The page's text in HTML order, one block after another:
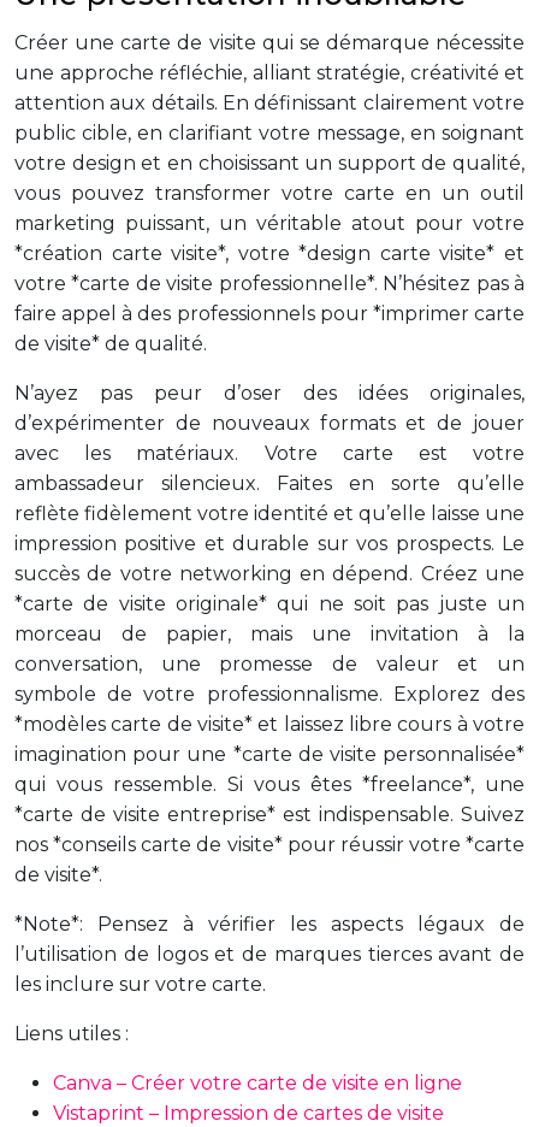
Créer une carte de visite qui se démarque nécessite
une approche réfléchie, alliant stratégie, créativité et
attention aux détails. En définissant clairement votre
public cible, en clarifiant votre message, en soignant
votre design et en choisissant un support de qualité,
vous pouvez transformer votre carte en un outil
marketing puissant, un véritable atout pour votre
*création carte visite*, votre *design carte visite* et
votre *carte de visite professionnelle*. N’hésitez pas à
faire appel à des professionnels pour *imprimer carte
de visite* de qualité.
N’ayez pas peur d’oser des idées originales,
d’expérimenter de nouveaux formats et de jouer
avec les matériaux. Votre carte est votre
ambassadeur silencieux. Faites en sorte qu’elle
reflète fidèlement votre identité et qu’elle laisse une
impression positive et durable sur vos prospects. Le
succès de votre networking en dépend. Créez une
*carte de visite originale* qui ne soit pas juste un
morceau de papier, mais une invitation à la
conversation, une promesse de valeur et un
symbole de votre professionnalisme. Explorez des
*modèles carte de visite* et laissez libre cours à votre
imagination pour une *carte de visite personnalisée*
qui vous ressemble. Si vous êtes *freelance*, une
*carte de visite entreprise* est indispensable. Suivez
nos *conseils carte de visite* pour réussir votre *carte
de visite*.
*Note*: Pensez à vérifier les aspects légaux de
l’utilisation de logos et de marques tierces avant de
les inclure sur votre carte.
Liens utiles :
Canva – Créer votre carte de visite en ligne
Vistaprint – Impression de cartes de visite